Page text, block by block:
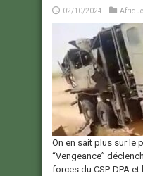
02/10/2024 Afrique
On en sait plus sur le
“Vengeance”
forces du CSP-DPA